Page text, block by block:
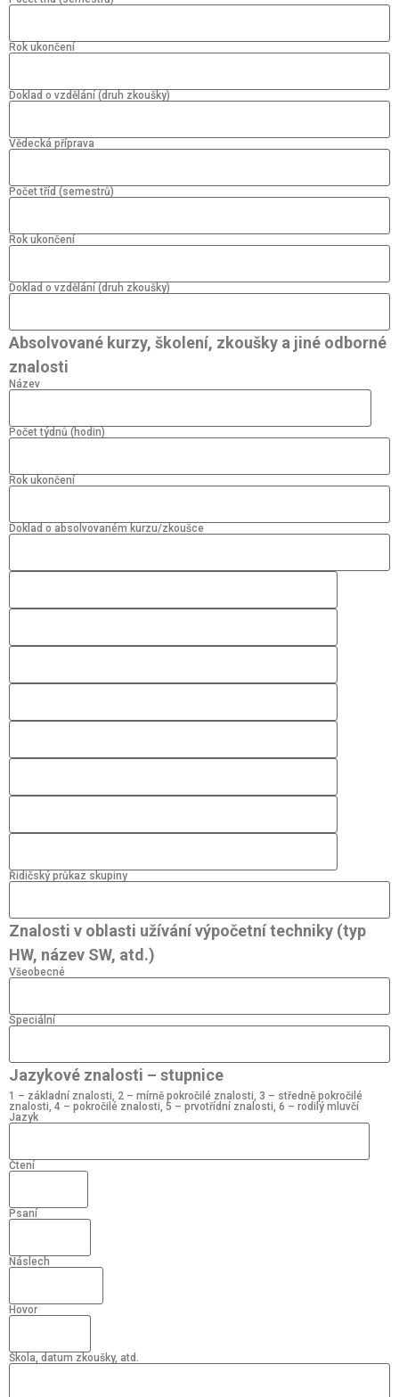
Rok ukončení
Doklad o vzdělání (druh zkoušky)
Vědecká příprava
Počet tříd (semestrů)
Rok ukončení
Doklad o vzdělání (druh zkoušky)
Absolvované kurzy, školení, zkoušky a jiné odborné
znalosti
Název
Počet týdnů (hodin)
Rok ukončení
Doklad o absolvovaném kurzu/zkoušce
Řidičský průkaz skupiny
Znalosti v oblasti užívání výpočetní techniky (typ
HW, název SW, atd.)
Všeobecné
Speciální
Jazykové znalosti – stupnice
1 – základní znalosti, 2 – mírně pokročilé znalosti, 3 – středně pokročilé
znalosti, 4 – pokročilé znalosti, 5 – prvotřídní znalosti, 6 – rodilý mluvčí
Jazyk
Čtení
Psaní
Náslech
Hovor
Škola, datum zkoušky, atd.